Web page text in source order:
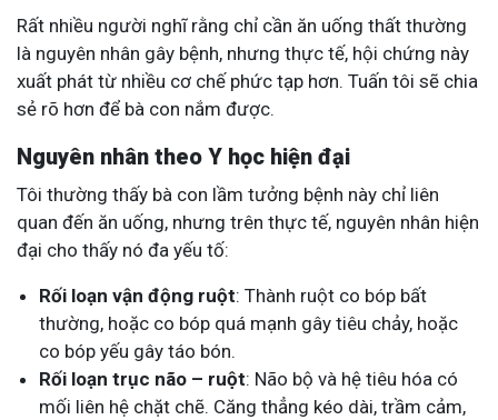
Rất nhiều người nghĩ rằng chỉ cần ăn uống thất thường
là nguyên nhân gây bệnh, nhưng thực tế, hội chứng này
xuất phát từ nhiều cơ chế phức tạp hơn. Tuấn tôi sẽ chia
sẻ rõ hơn để bà con nắm được.
Nguyên nhân theo Y học hiện đại
Tôi thường thấy bà con lầm tưởng bệnh này chỉ liên
quan đến ăn uống, nhưng trên thực tế, nguyên nhân hiện
đại cho thấy nó đa yếu tố:
Rối loạn vận động ruột: Thành ruột co bóp bất
thường, hoặc co bóp quá mạnh gây tiêu chảy, hoặc
co bóp yếu gây táo bón.
Rối loạn trục não – ruột: Não bộ và hệ tiêu hóa có
mối liên hệ chặt chẽ. Căng thẳng kéo dài, trầm cảm,